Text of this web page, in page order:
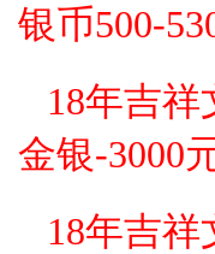
银币500-
18年吉
金银-3000
18年吉